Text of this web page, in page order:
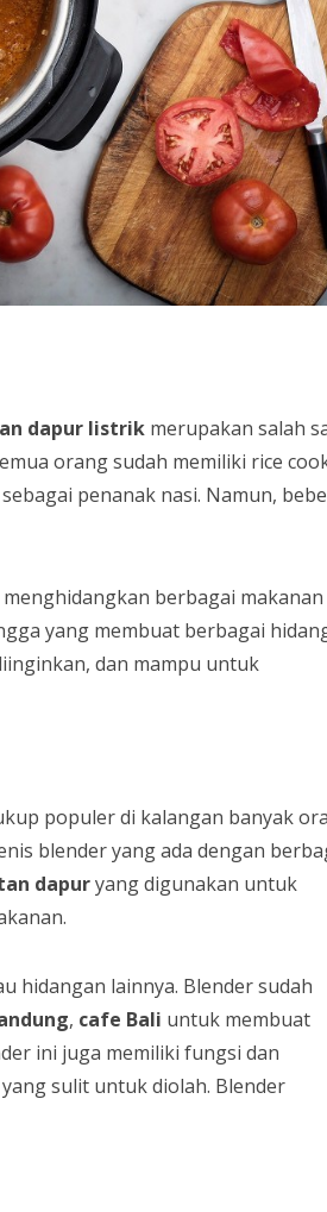
dapur listrik merupakan salah
orang sudah memiliki rice
penanak nasi. Namun,
berbagai makanan
yang membuat berbagai
dan mampu untuk
populer di kalangan banyak
blender yang ada dengan
dapuryang digunakan untuk
hidangan lainnya. Blender sudah
, cafe Bali untuk membuat
ini juga memiliki fungsi dan
sulit untuk diolah. Blender